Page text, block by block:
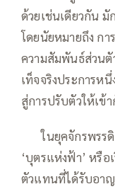
ด้วยเช่นเดียวกัน มั
โดยนัยหมายถึง ก
ความสัมพันธ์ส่วน
เท็จจริงประการห
สู่การปรับตัวให้เ
——ในยุคจักรพรร
‘บุตรแห่งฟ้า’ หรือ
ตัวแทนที่ได้รับอาญ